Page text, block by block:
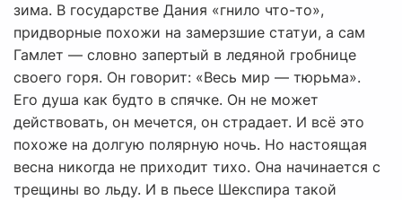
зима. В государстве Дания «гнило что-то»,
придворные похожи на замерзшие статуи, а сам
Гамлет — словно запертый в ледяной гробнице
своего горя. Он говорит: «Весь мир — тюрьма».
Его душа как будто в спячке. Он не может
действовать, он мечется, он страдает. И всё это
похоже на долгую полярную ночь. Но настоящая
весна никогда не приходит тихо. Она начинается с
трещины во льду. И в пьесе Шекспира такой